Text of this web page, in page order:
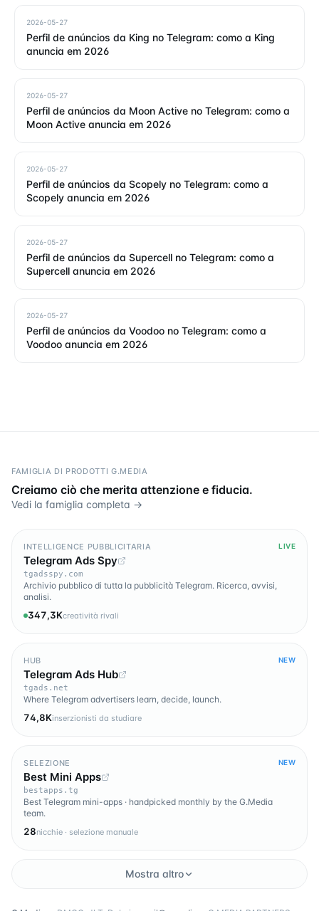
2026-05-27
Perfil de anúncios da King no Telegram: como a King
anuncia em 2026
2026-05-27
Perfil de anúncios da Moon Active no Telegram: como a
Moon Active anuncia em 2026
2026-05-27
Perfil de anúncios da Scopely no Telegram: como a
Scopely anuncia em 2026
2026-05-27
Perfil de anúncios da Supercell no Telegram: como a
Supercell anuncia em 2026
2026-05-27
Perfil de anúncios da Voodoo no Telegram: como a
Voodoo anuncia em 2026
FAMIGLIA DI PRODOTTI G.MEDIA
Creiamo ciò che merita attenzione e fiducia.
Vedi la famiglia completa →
INTELLIGENCE PUBBLICITARIA LIVE
Telegram Ads Spy
tgadsspy.com
Archivio pubblico di tutta la pubblicità Telegram. Ricerca, avvisi,
analisi.
347,3Kcreatività rivali
HUB NEW
Telegram Ads Hub
tgads.net
Where Telegram advertisers learn, decide, launch.
74,8Kinserzionisti da studiare
SELEZIONE NEW
Best Mini Apps
bestapps.tg
Best Telegram mini-apps · handpicked monthly by the G.Media
team.
28nicchie · selezione manuale
Mostra altro